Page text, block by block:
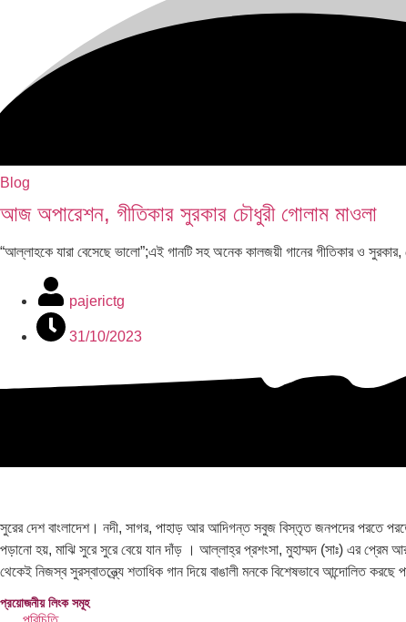
Blog
আজ অপারেশন, গীতিকার সুরকার চৌধুরী গোলাম মাওলা
“আল্লাহকে যারা বেসেছে ভালো”;এই গানটি সহ অনেক কালজয়ী গানের গীতিকার ও
pajerictg
31/10/2023
সুরের দেশ বাংলাদেশ। নদী, সাগর, পাহাড় আর আদিগন্ত সবুজ বিস্তৃত জনপদের পরতে পরতে
পড়ানো হয়, মাঝি সুরে সুরে বেয়ে যান দাঁড় । আল্লাহ্র প্রশংসা, মুহাম্মদ (সাঃ) এর প্রেম আর
থেকেই নিজস্ব সুরস্বাতন্ত্র্যে শতাধিক গান দিয়ে বাঙালী মনকে বিশেষভাবে আন্দোলিত করছে
প্রয়োজনীয় লিংক সমূহ